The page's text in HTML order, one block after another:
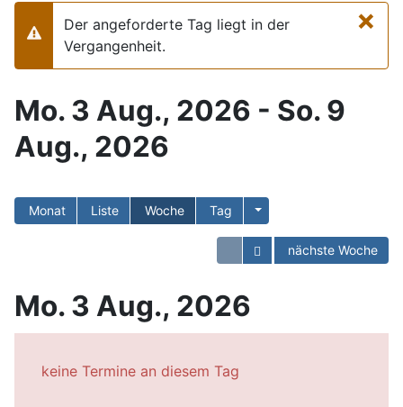
×
Warnung
Der angeforderte Tag liegt in der
Vergangenheit.
Mo. 3 Aug., 2026 - So. 9
Aug., 2026
Monat Liste Woche Tag
Kalender öffnen
nächste Woche
Mo. 3 Aug., 2026
keine Termine an diesem Tag